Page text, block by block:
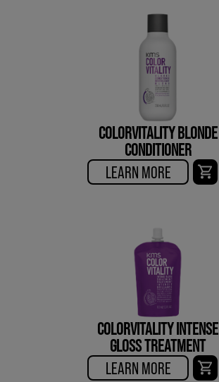
COLORVITALITY BLONDE
CONDITIONER
LEARN MORE
COLORVITALITY INTENSE
GLOSS TREATMENT
LEARN MORE